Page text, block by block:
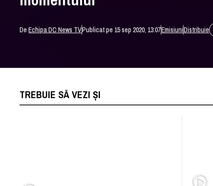
DeEchipa DC News TVPublicat pe 15 sep 2020, 13:07EmisiuniDistribuie
TREBUIE SĂ VEZI ȘI